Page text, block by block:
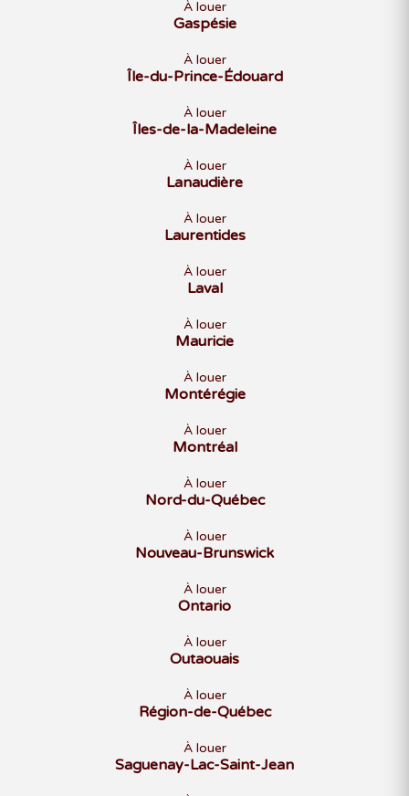
À louer
Gaspésie
À louer
Île-du-Prince-Édouard
À louer
Îles-de-la-Madeleine
À louer
Lanaudière
À louer
Laurentides
À louer
Laval
À louer
Mauricie
À louer
Montérégie
À louer
Montréal
À louer
Nord-du-Québec
À louer
Nouveau-Brunswick
À louer
Ontario
À louer
Outaouais
À louer
Région-de-Québec
À louer
Saguenay-Lac-Saint-Jean